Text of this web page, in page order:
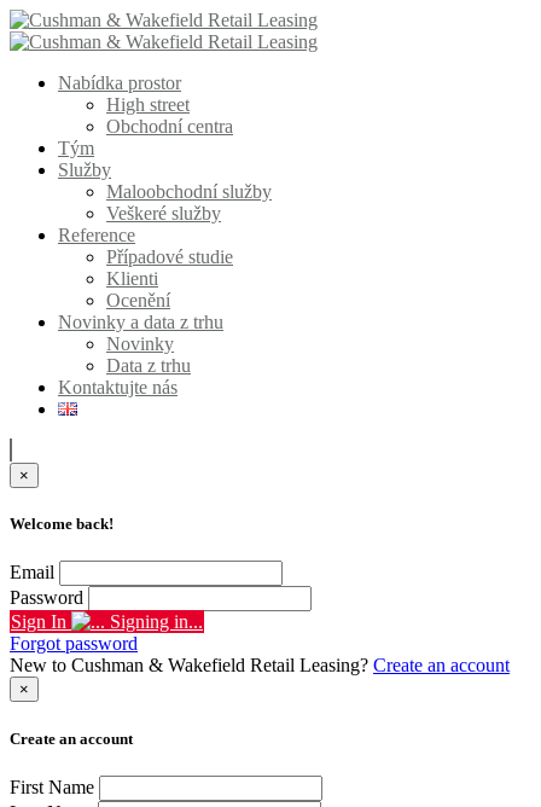
Nabídka prostor
High street
Obchodní centra
Tým
Služby
Maloobchodní služby
Veškeré služby
Reference
Případové studie
Klienti
Ocenění
Novinky a data z trhu
Novinky
Data z trhu
Kontaktujte nás
×
Welcome back!
Email
Password
Sign In
Signing in...
Forgot password
New to Cushman & Wakefield Retail Leasing? Create an account
×
Create an account
First Name